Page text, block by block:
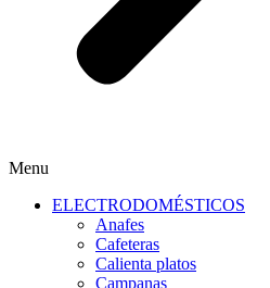
Menu
ELECTRODOMÉSTICOS
Anafes
Cafeteras
Calienta platos
Campanas